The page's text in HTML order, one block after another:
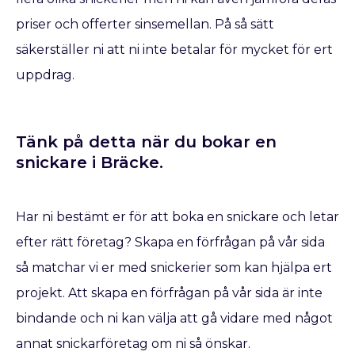
priser och offerter sinsemellan. På så sätt
säkerställer ni att ni inte betalar för mycket för ert
uppdrag.
Tänk på detta när du bokar en
snickare​ i Bräcke.
Har ni bestämt er för att boka en snickare och letar
efter rätt företag? Skapa en förfrågan på vår sida
så matchar vi er med snickerier som kan hjälpa ert
projekt. Att skapa en förfrågan på vår sida är inte
bindande och ni kan välja att gå vidare med något
annat snickarföretag om ni så önskar.